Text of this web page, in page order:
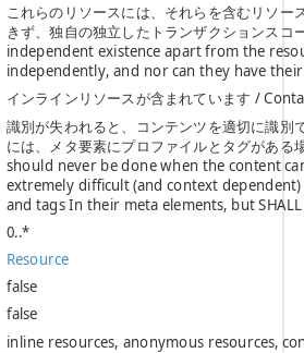
これらのリソースには、それらを含むリソ
きず、独自の独立したトランザクションス
independent existence apart from the
independently, and nor can they have
インラインリソースが含まれています /
識別が失われると、コンテンツを適切に識
には、メタ要素にプロファイルとタグがあ
should never be done when the content
extremely difficult (and context
and tags In their meta elements, but
0..*
Resource
false
false
inline resources, anonymous resources,